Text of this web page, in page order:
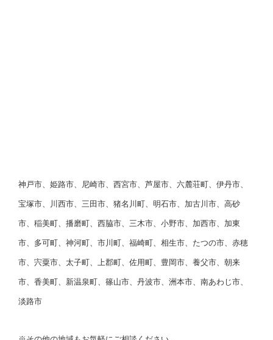
神戸市、姫路市、尼崎市、西宮市、芦屋市、六麓荘町、伊丹市、
宝塚市、川西市、三田市、猪名川町、明石市、加古川市、高砂
市、稲美町、播磨町、西脇市、三木市、小野市、加西市、加東
市、多可町、神河町、市川町、福崎町、相生市、たつの市、赤穂
市、宍粟市、太子町、上郡町、佐用町、豊岡市、養父市、朝来
市、香美町、新温泉町、篠山市、丹波市、洲本市、南あわじ市、
淡路市